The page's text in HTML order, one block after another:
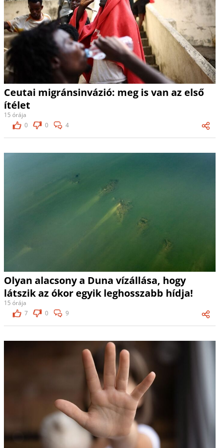
Ceutai migránsinvázió: meg is van az első
ítélet
15 órája
0
0 4
Olyan alacsony a Duna vízállása, hogy
látszik az ókor egyik leghosszabb hídja!
15 órája
7
0 9